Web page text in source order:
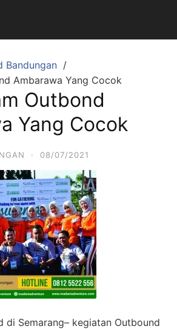
Bandungan
Ambarawa Yang Cocok
Outbond
Yang Cocok
· 08/07/2021
di Semarang– kegiatan Outbound